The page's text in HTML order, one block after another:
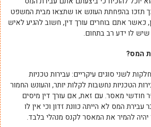
תזכו בהפחתת העונש או שתצאו מבית המשפט
כאשר אתם בוחרים עורך דין, חשוב להגיע לאיש
שיש לו ידע רב בתחום.
המס?
לשני סוגים עיקריים: עבירות טכניות
הטכניות נחשבות לקלות יותר, והעונש החמור
חודשי מאסר. עם זאת, אם עורך דין מיסים
עבירת המס לא הייתה כוונת זדון וכי אין לו
יהיה להמיר את המאסר לקנס מנהלי בלבד.